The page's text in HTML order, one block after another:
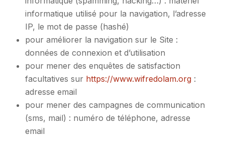
informatique utilisé pour la navigation, l’adresse
IP, le mot de passe (hashé)
pour améliorer la navigation sur le Site :
données de connexion et d’utilisation
pour mener des enquêtes de satisfaction
facultatives sur https://www.wifredolam.org:
adresse email
pour mener des campagnes de communication
(sms, mail) : numéro de téléphone, adresse
email